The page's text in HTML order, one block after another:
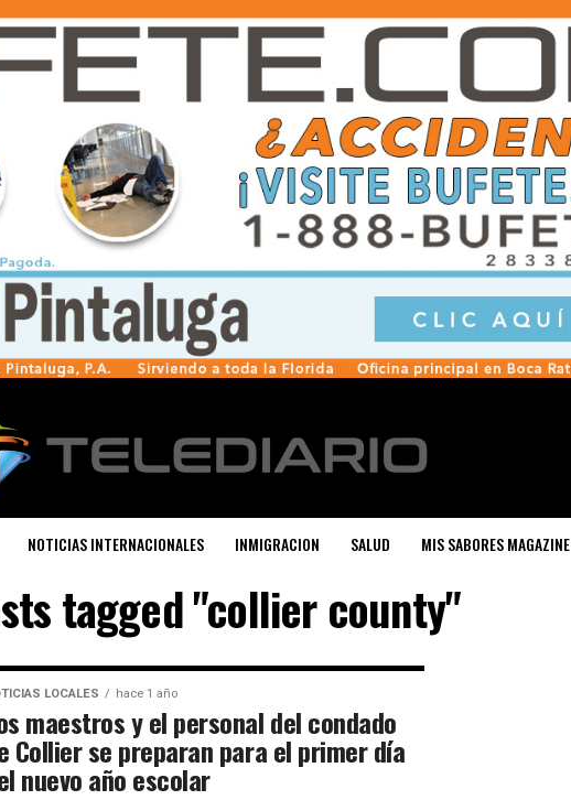
NOTICIAS INTERNACIONALES INMIGRACION SALUD MIS SABORES MAGAZINE
tagged "collier county"
LOCALES hace 1 año
maestros y el personal del condado
Collier se preparan para el primer día
nuevo año escolar